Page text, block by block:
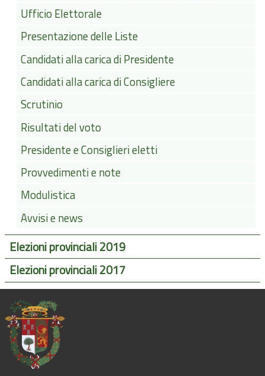
Ufficio Elettorale
Presentazione delle Liste
Candidati alla carica di Presidente
Candidati alla carica di Consigliere
Scrutinio
Risultati del voto
Presidente e Consiglieri eletti
Provvedimenti e note
Modulistica
Avvisi e news
Elezioni provinciali 2019
Elezioni provinciali 2017